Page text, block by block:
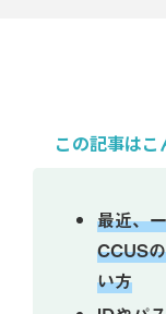
この記事はこ
最近、
CCUS
い方